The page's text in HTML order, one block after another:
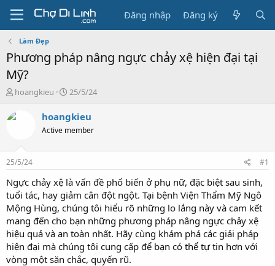
Đăng nhập Đăng ký
Làm Đẹp
Phương pháp nâng ngực chảy xệ hiện đại tại
Mỹ?
T
r
s
t
a
r
t
e
r
hoangkieu
N
à
y
g
25/5/24
hoangkieu
Active member
25/5/24 #1
Ngực chảy xệ là vấn đề phổ biến ở phụ nữ, đặc biệt sau sinh,
tuổi tác, hay giảm cân đột ngột. Tại bệnh Viện Thẩm Mỹ Ngô
Mộng Hùng, chúng tôi hiểu rõ những lo lắng này và cam kết
mang đến cho bạn những phương pháp nâng ngực chảy xệ
hiệu quả và an toàn nhất. Hãy cùng khám phá các giải pháp
hiện đại mà chúng tôi cung cấp để bạn có thể tự tin hơn với
vòng một săn chắc, quyến rũ.